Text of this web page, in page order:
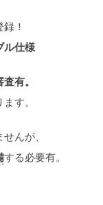
！
ル仕様
査有。
す。
んが、
する必要有。